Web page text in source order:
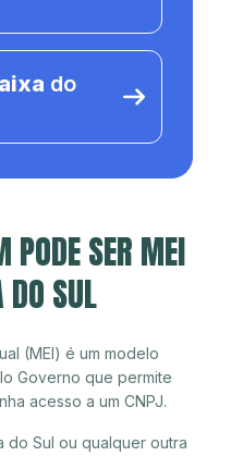
do
PODE SER MEI
SUL
(MEI) é um modelo
Governo que permite
acesso a um CNPJ.
do Sul ou qualquer outra